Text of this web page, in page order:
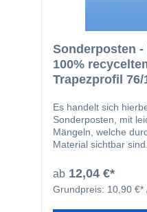
Sonderposten
100%
Trapezprofil
Es handelt sich
Sonderposten, mit
Mängeln, welche
Material sichtbar
der Bildergalerie
Mängel aussehen
Musterbilder). Bei
ab 12,04 €*
Grundpreis: 10,90 €*